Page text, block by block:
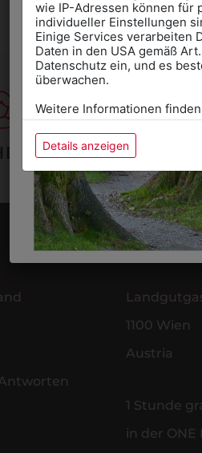
SERVICE
Antworten
ADRESSE
1100 Wien
Austria
1 Stunde
in der
wie IP-Adressen können für
individueller Einstellungen
Einige Services verarbeiten
Daten in den USA gemäß
Datenschutz ein, und es
überwachen.
Weitere Informationen
Details anzeigen